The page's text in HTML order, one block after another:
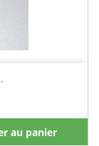
au panier